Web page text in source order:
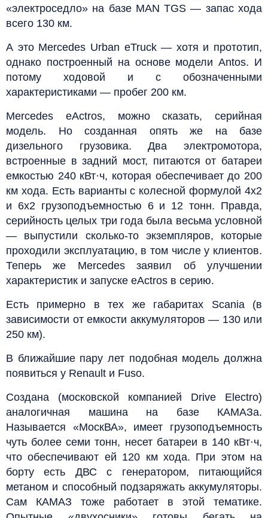
«электроседло» на базе MAN TGS — запас хода
всего 130 км.
А это Mercedes Urban eTruck — хотя и прототип,
однако построенный на основе модели Antos. И
потому ходовой и с обозначенными
характеристиками — пробег 200 км.
Mercedes eActros, можно сказать, серийная
модель. Но созданная опять же на базе
дизельного грузовика. Два электромотора,
встроенные в задний мост, питаются от батареи
емкостью 240 кВт·ч, которая обеспечивает до 200
км хода. Есть варианты с колесной формулой 4х2
и 6х2 грузоподъемностью 6 и 12 тонн. Правда,
серийность целых три года была весьма условной
— выпустили сколько-то экземпляров, которые
проходили эксплуатацию, в том числе у клиентов.
Теперь же Mercedes заявил об улучшении
характеристик и запуске eActros в серию.
Есть примерно в тех же габаритах Scania (в
зависимости от емкости аккумуляторов — 130 или
250 км).
В ближайшие пару лет подобная модель должна
появиться у Renault и Fuso.
Создана (московской компанией Drive Electro)
аналогичная машина на базе КАМАЗа.
Называется «МоскВА», имеет грузоподъемность
чуть более семи тонн, несет батареи в 140 кВт·ч,
что обеспечивают ей 120 км хода. При этом на
борту есть ДВС с генератором, питающийся
метаном и способный подзаряжать аккумуляторы.
Сам КАМАЗ тоже работает в этой тематике.